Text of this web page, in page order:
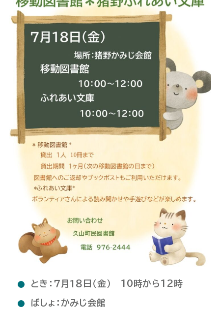
とき：７月１８日（金） 10時から12時
ばしょ：かみじ会館